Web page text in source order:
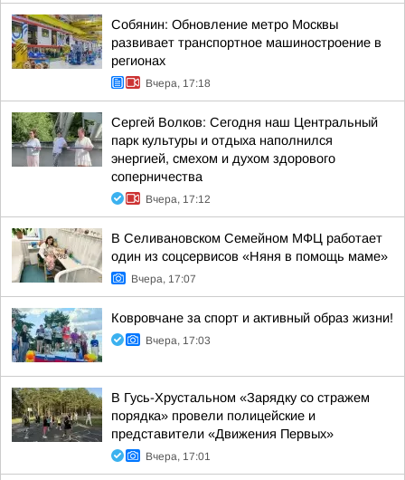
Собянин: Обновление метро Москвы
развивает транспортное машиностроение в
регионах
Вчера, 17:18
Сергей Волков: Сегодня наш Центральный
парк культуры и отдыха наполнился
энергией, смехом и духом здорового
соперничества
Вчера, 17:12
В Селивановском Семейном МФЦ работает
один из соцсервисов «Няня в помощь маме»
Вчера, 17:07
Ковровчане за спорт и активный образ жизни!
Вчера, 17:03
В Гусь-Хрустальном «Зарядку со стражем
порядка» провели полицейские и
представители «Движения Первых»
Вчера, 17:01